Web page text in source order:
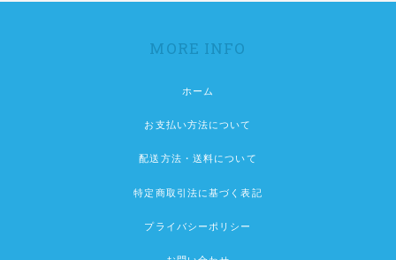
MORE INFO
ホーム
お支払い方法について
配送方法・送料について
特定商取引法に基づく表記
プライバシーポリシー